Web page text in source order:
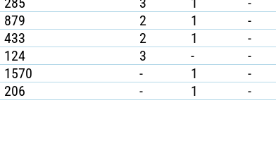
879 2 1 -
433 2 1 -
124 3 - -
1570 - 1 -
206 - 1 -